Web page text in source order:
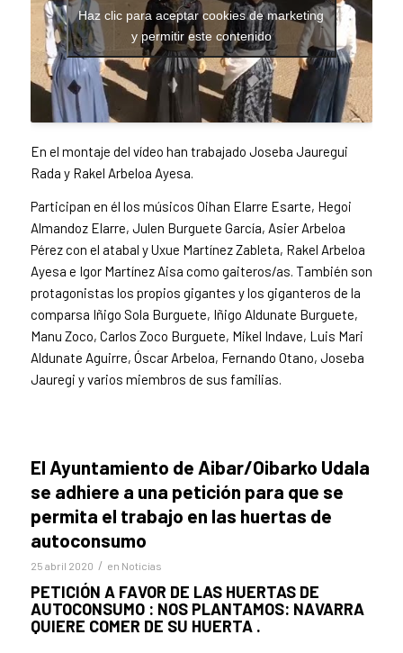
Haz clic para aceptar cookies de marketing
y permitir este contenido
En el montaje del vídeo han trabajado Joseba Jauregui
Rada y Rakel Arbeloa Ayesa.
Participan en él los músicos Oihan Elarre Esarte, Hegoi
Almandoz Elarre, Julen Burguete García, Asier Arbeloa
Pérez con el atabal y Uxue Martínez Zableta, Rakel Arbeloa
Ayesa e Igor Martínez Aisa como gaiteros/as. También son
protagonistas los propios gigantes y los giganteros de la
comparsa Iñigo Sola Burguete, Iñigo Aldunate Burguete,
Manu Zoco, Carlos Zoco Burguete, Mikel Indave, Luis Mari
Aldunate Aguirre, Óscar Arbeloa, Fernando Otano, Joseba
Jauregi y varios miembros de sus familias.
El Ayuntamiento de Aibar/Oibarko Udala
se adhiere a una petición para que se
permita el trabajo en las huertas de
autoconsumo
25 abril 2020 / en Noticias
PETICIÓN A FAVOR DE LAS HUERTAS DE
AUTOCONSUMO : NOS PLANTAMOS: NAVARRA
QUIERE COMER DE SU HUERTA .